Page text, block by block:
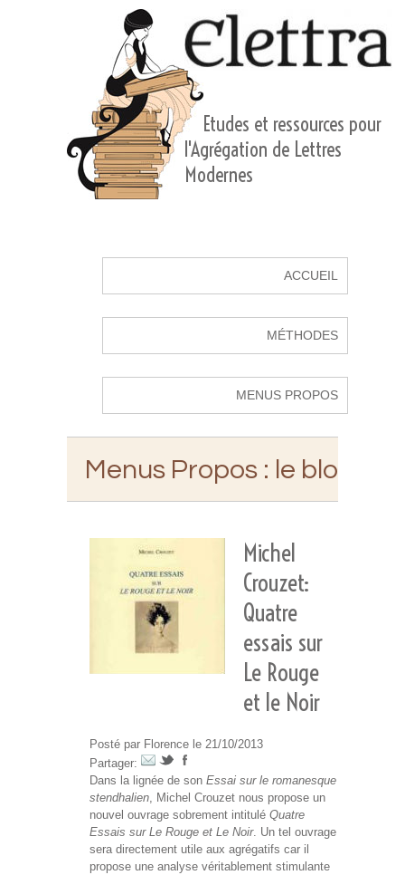
Etudes et ressources pour
l'Agrégation de Lettres
Modernes
ACCUEIL
MÉTHODES
MENUS PROPOS
Menus Propos : le blog
Michel
Crouzet:
Quatre
essais sur
Le Rouge
et le Noir
Posté par Florence le 21/10/2013
Partager:
Dans la lignée de son Essai sur le romanesque
stendhalien, Michel Crouzet nous propose un
nouvel ouvrage sobrement intitulé Quatre
Essais sur Le Rouge et Le Noir. Un tel ouvrage
sera directement utile aux agrégatifs car il
propose une analyse véritablement stimulante